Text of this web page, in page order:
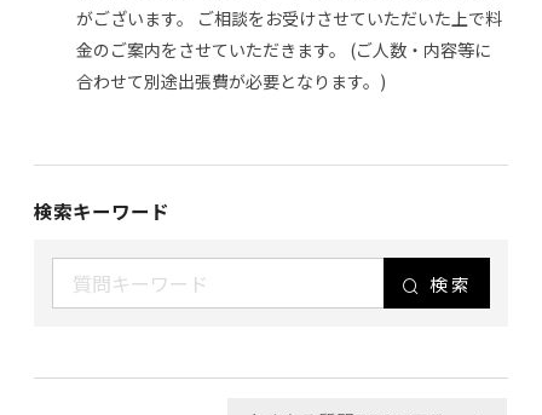
がございます。 ご相談をお受けさせていただいた上で料
金のご案内をさせていただきます。 (ご人数・内容等に
合わせて別途出張費が必要となります。)
検索キーワード
検索